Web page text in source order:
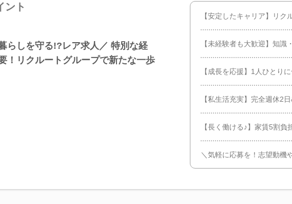
ント
らしを守る!?レア求人／ 特別な経
！リクルートグループで新たな一歩
【安定したキャリア】リク
【未経験者も大歓迎】知識
【成長を応援】1人ひとり
【私生活充実】完全週休2
【長く働ける♪】家賃5割
＼気軽に応募を！志望動機